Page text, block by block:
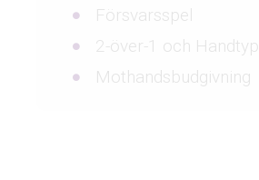
Försvarsspel
2-över-1 och Handtyp
Mothandsbudgivning